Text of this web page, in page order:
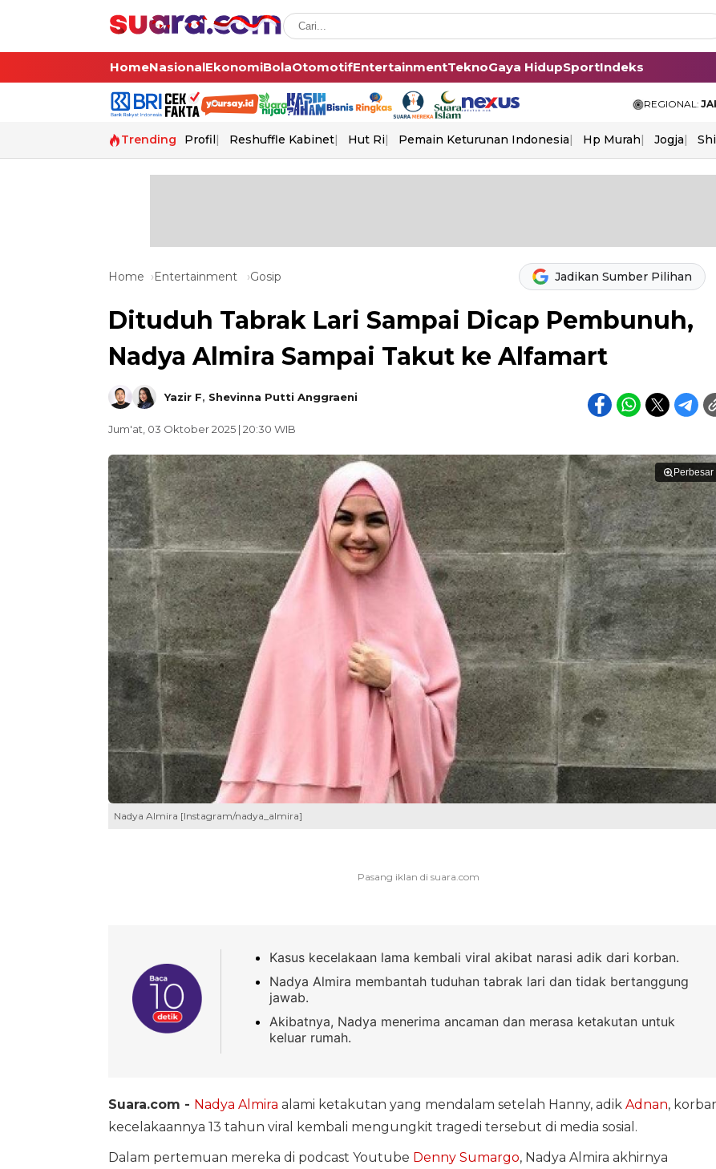
HomeNasionalEkonomiBolaOtomotifEntertainmentTeknoGaya HidupSportIndeks
REGIONAL:
Trending Profil Reshuffle Kabinet Hut Ri Pemain Keturunan Indonesia Hp Murah Jogja
Home Entertainment Gosip Jadikan Sumber Pilihan
Dituduh Tabrak Lari Sampai Dicap Pembunuh,
Nadya Almira Sampai Takut ke Alfamart
Yazir F, Shevinna Putti Anggraeni
Jum'at, 03 Oktober 2025 | 20:30 WIB
Perbesar
Nadya Almira [Instagram/nadya_almira]
Kasus kecelakaan lama kembali viral akibat narasi adik dari korban.
Nadya Almira membantah tuduhan tabrak lari dan tidak bertanggung
jawab.
Akibatnya, Nadya menerima ancaman dan merasa ketakutan untuk
keluar rumah.
Suara.com - Nadya Almira alami ketakutan yang mendalam setelah Hanny, adik Adnan,
kecelakaannya 13 tahun viral kembali mengungkit tragedi tersebut di media sosial.
Dalam pertemuan mereka di podcast Youtube Denny Sumargo, Nadya Almira akhirnya